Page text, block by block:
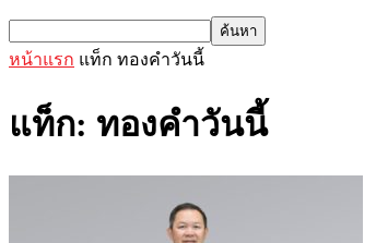
หน้าแรก แท็ก ทองคําวันนี้
แท็ก: ทองคําวันนี้